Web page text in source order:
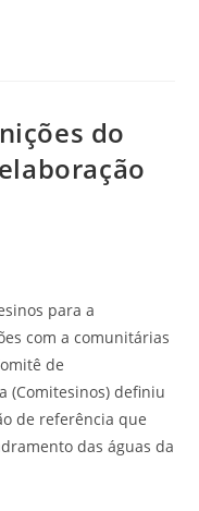
do
para a
com a comunitárias
de
(Comitesinos) definiu
de referência que
das águas da